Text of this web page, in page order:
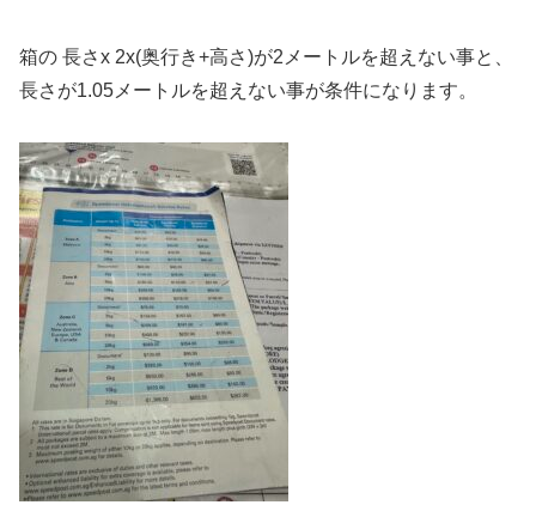
箱の 長さx 2x(奥行き+高さ)が2メートルを超えない事と、
長さが1.05メートルを超えない事が条件になります。